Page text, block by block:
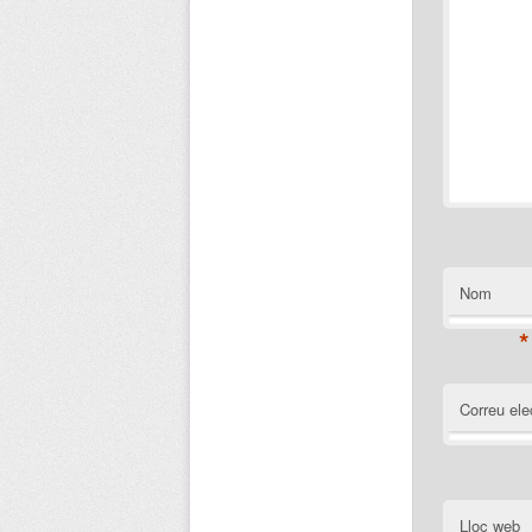
Nom
*
Correu
Lloc web